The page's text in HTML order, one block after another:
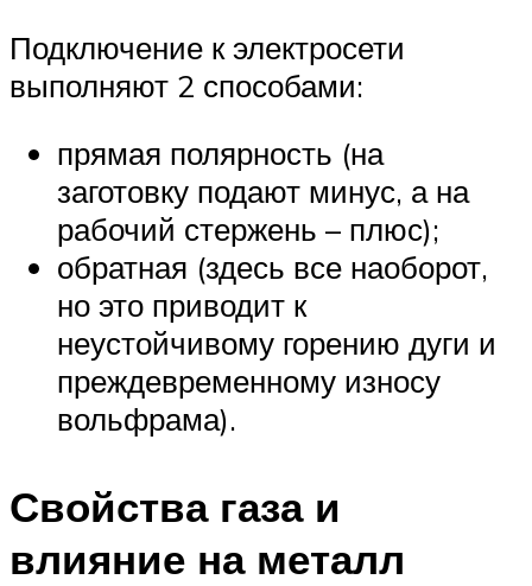
Подключение к электросети
выполняют 2 способами:
прямая полярность (на
заготовку подают минус, а на
рабочий стержень – плюс);
обратная (здесь все наоборот,
но это приводит к
неустойчивому горению дуги и
преждевременному износу
вольфрама).
Свойства газа и
влияние на металл